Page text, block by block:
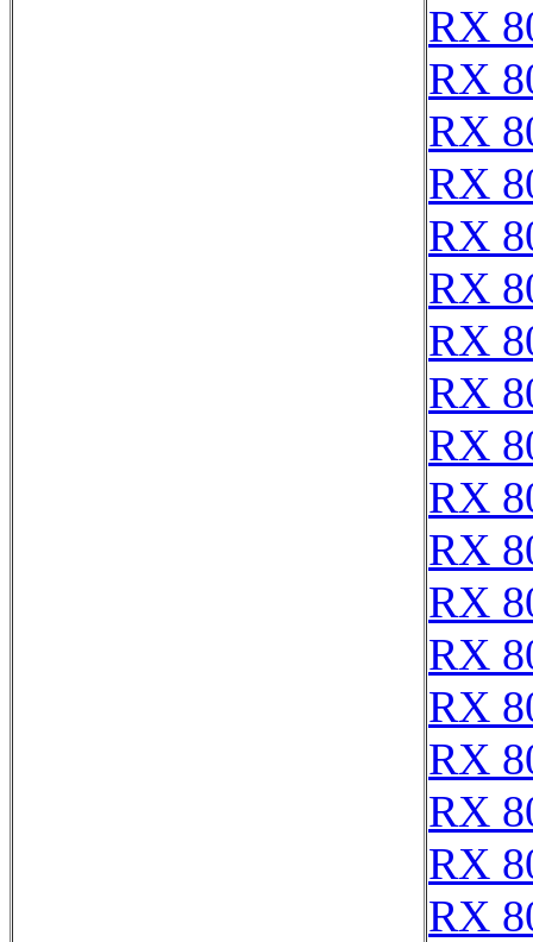
RX
RX
RX
RX
RX
RX
RX
RX
RX
RX
RX
RX
RX
RX
RX
RX
RX
RX